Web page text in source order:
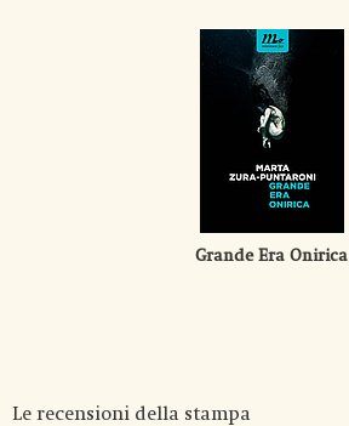
Grande Era Onirica
Le recensioni della stampa